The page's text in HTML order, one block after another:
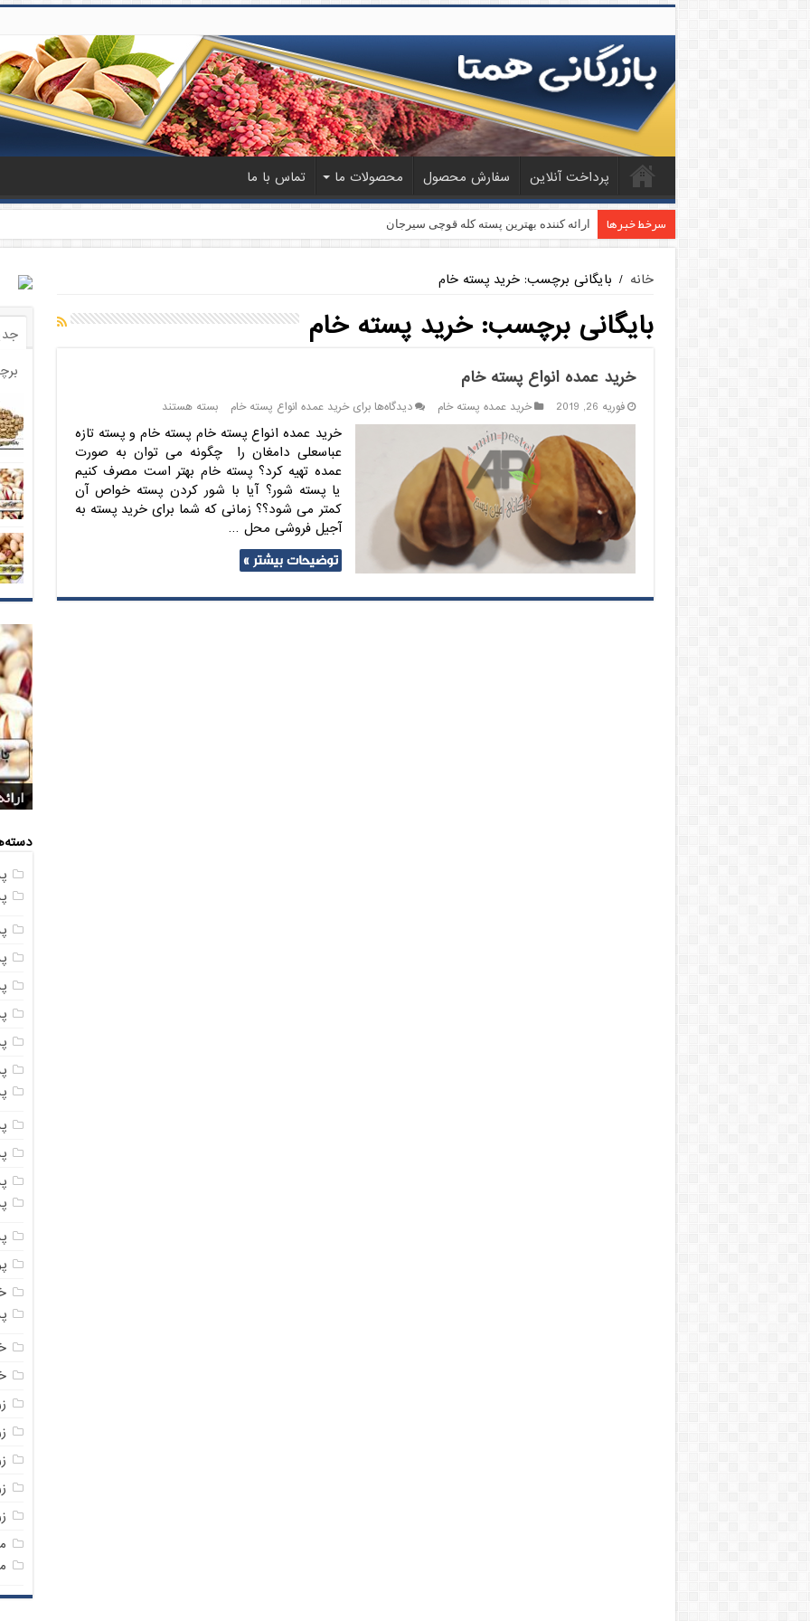
پرداخت آنلاین سفارش محصول محصولات ما تماس با ما
سرخط خبرها ارائه کننده بهترین پسته کله قوچی سیرجان
خانه / بایگانی برچسب: خرید پسته خام
بایگانی برچسب:خرید پسته خام
خرید عمده انواع پسته خام
فوریه 26, 2019 خرید عمده پسته خام دیدگاه‌هابرای خرید عمده انواع پسته خام بسته هستند
خرید عمده انواع پسته خام پسته خام و پسته تازه
عباسعلی دامغان را چگونه می توان به صورت
عمده تهیه کرد؟ پسته خام بهتر است مصرف کنیم
یا پسته شور؟ آیا با شور کردن پسته خواص آن
کمتر می شود؟؟ زمانی که شما برای خرید پسته به
آجیل فروشی محل …
توضیحات بیشتر »